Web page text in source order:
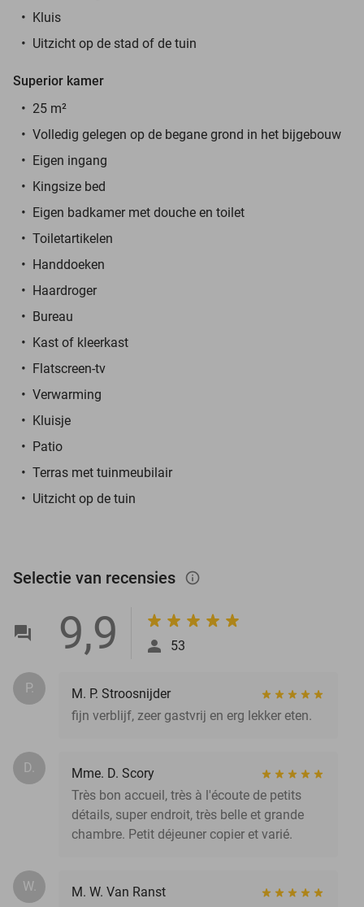
Kluis
Uitzicht op de stad of de tuin
Superior kamer
25 m²
Volledig gelegen op de begane grond in het bijgebouw
Eigen ingang
Kingsize bed
Eigen badkamer met douche en toilet
Toiletartikelen
Handdoeken
Haardroger
Bureau
Kast of kleerkast
Flatscreen-tv
Verwarming
Kluisje
Patio
Terras met tuinmeubilair
Uitzicht op de tuin
Selectie van recensies info_outlined
9,9 53
P.
M. P. Stroosnijder
fijn verblijf, zeer gastvrij en erg lekker eten.
D.
Mme. D. Scory
Très bon accueil, très à l'écoute de petits
détails, super endroit, très belle et grande
chambre. Petit déjeuner copier et varié.
W. M. W. Van Ranst